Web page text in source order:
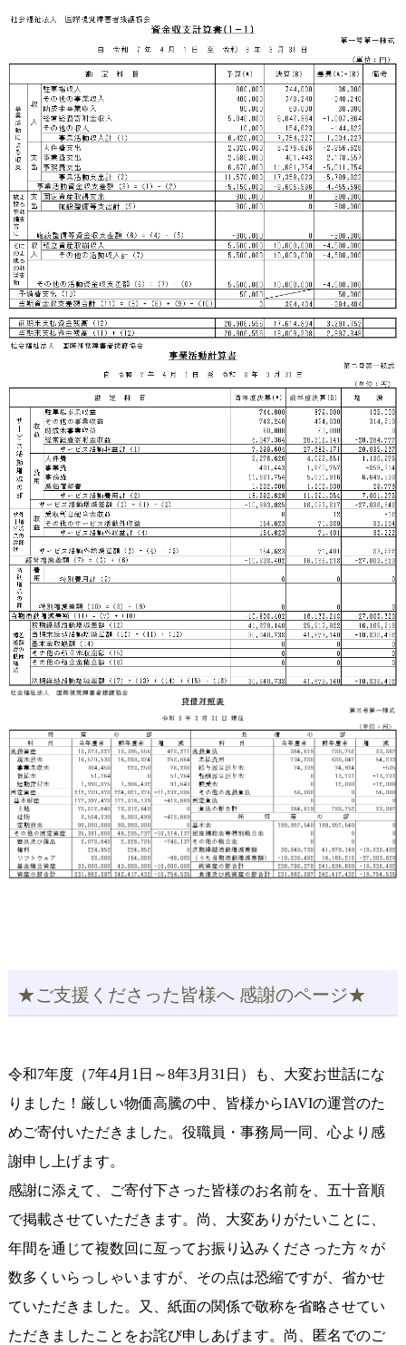
★ご支援くださった皆様へ 感謝のページ★
令和7年度（7年4月1日～8年3月31日）も、大変お世話にな
りました！厳しい物価高騰の中、皆様からIAVIの運営のた
めご寄付いただきました。役職員・事務局一同、心より感
謝申し上げます。
感謝に添えて、ご寄付下さった皆様のお名前を、五十音順
で掲載させていただきます。尚、大変ありがたいことに、
年間を通じて複数回に亙ってお振り込みくださった方々が
数多くいらっしゃいますが、その点は恐縮ですが、省かせ
ていただきました。又、紙面の関係で敬称を省略させてい
ただきましたことをお詫び申しあげます。尚、匿名でのご